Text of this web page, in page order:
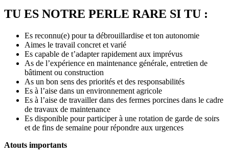
TU ES NOTRE PERLE RARE SI TU :
Es reconnu(e) pour ta débrouillardise et ton autonomie
Aimes le travail concret et varié
Es capable de t’adapter rapidement aux imprévus
As de l’expérience en maintenance générale, entretien de
bâtiment ou construction
As un bon sens des priorités et des responsabilités
Es à l’aise dans un environnement agricole
Es à l’aise de travailler dans des fermes porcines dans le cadre
de travaux de maintenance
Es disponible pour participer à une rotation de garde de soirs
et de fins de semaine pour répondre aux urgences
Atouts importants